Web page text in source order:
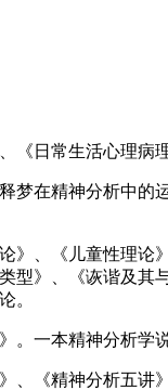
日常生活心理病
梦在精神分析中
》、《儿童性理
型》、《诙谐及
。
一本精神分析学
、《精神分析五